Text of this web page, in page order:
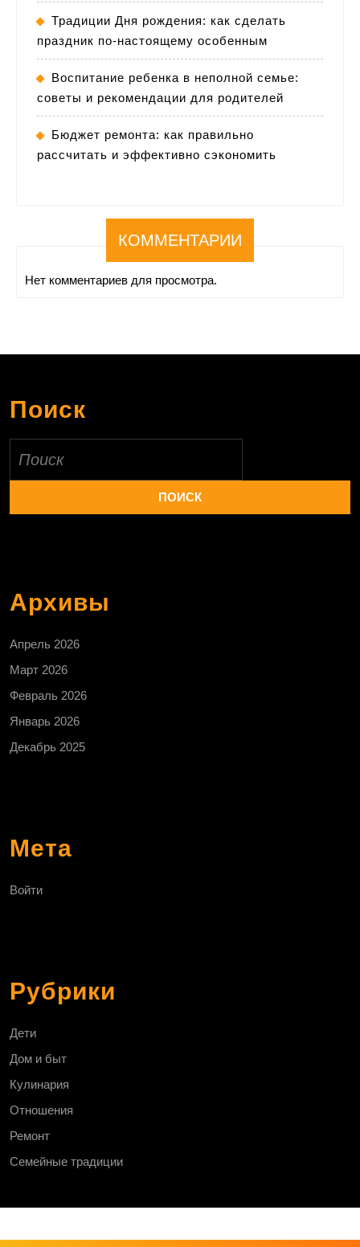
Традиции Дня рождения: как сделать
праздник по-настоящему особенным
Воспитание ребенка в неполной семье:
советы и рекомендации для родителей
Бюджет ремонта: как правильно
рассчитать и эффективно сэкономить
КОММЕНТАРИИ
Нет комментариев для просмотра.
Поиск
Архивы
Апрель 2026
Март 2026
Февраль 2026
Январь 2026
Декабрь 2025
Мета
Войти
Рубрики
Дети
Дом и быт
Кулинария
Отношения
Ремонт
Семейные традиции